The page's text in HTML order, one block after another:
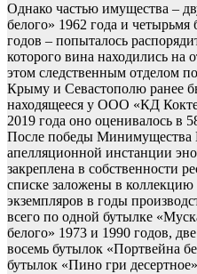
Однако частью имущества –
белого» 1962 года и
годов – попыталось
которого вина находились на
этом следственным отделом
Крыму и Севастополю ранее
находящееся у ООО «КД
2019 года оно оценивалось в
После победы Минимущества
апелляционной инстанции
закреплена в собственности
списке заложены в
экземпляров в годы
всего по одной бутылке
белого» 1973 и 1990 годов,
восемь бутылок «Портвейна
бутылок «Пино гри